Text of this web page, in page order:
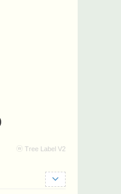
ⓦ Tree Label V2